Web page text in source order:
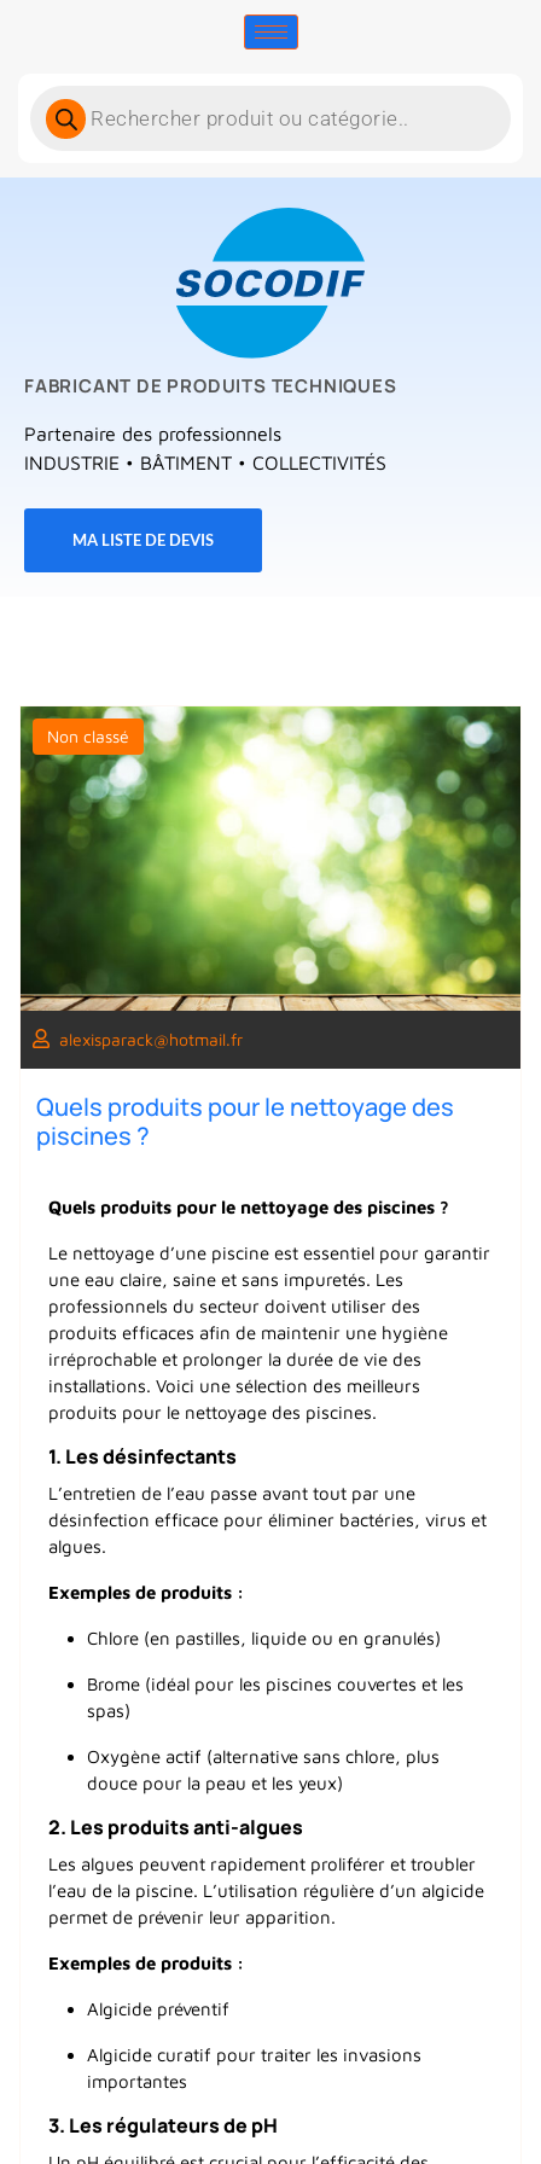
FABRICANT DE PRODUITS TECHNIQUES
Partenaire des professionnels
INDUSTRIE • BÂTIMENT • COLLECTIVITÉS
MA LISTE DE DEVIS
Non classé
alexisparack@hotmail.fr
Quels produits pour le nettoyage des
piscines ?
Quels produits pour le nettoyage des piscines ?
Le nettoyage d’une piscine est essentiel pour garantir
une eau claire, saine et sans impuretés. Les
professionnels du secteur doivent utiliser des
produits efficaces afin de maintenir une hygiène
irréprochable et prolonger la durée de vie des
installations. Voici une sélection des meilleurs
produits pour le nettoyage des piscines.
1. Les désinfectants
L’entretien de l’eau passe avant tout par une
désinfection efficace pour éliminer bactéries, virus et
algues.
Exemples de produits :
Chlore (en pastilles, liquide ou en granulés)
Brome (idéal pour les piscines couvertes et les
spas)
Oxygène actif (alternative sans chlore, plus
douce pour la peau et les yeux)
2. Les produits anti-algues
Les algues peuvent rapidement proliférer et troubler
l’eau de la piscine. L’utilisation régulière d’un algicide
permet de prévenir leur apparition.
Exemples de produits :
Algicide préventif
Algicide curatif pour traiter les invasions
importantes
3. Les régulateurs de pH